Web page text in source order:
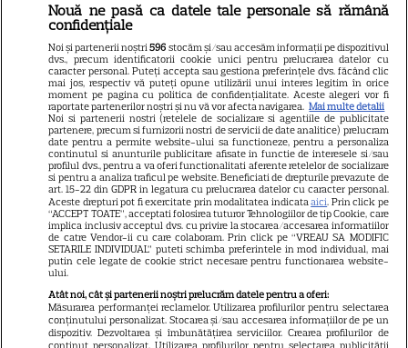
Libertatea
Libertatea pentru femei
GSP
Știri mondene
Avantaje
Elle
Unica
Retete practice
URMĂREȘTE-NE PE
Nouă ne pasă ca datele tale personale să rămână
confidențiale
Noi și partenerii noștri596 stocăm și/sau accesăm informații pe dispozitivul
dvs., precum identificatorii cookie unici pentru prelucrarea datelor cu
caracter personal. Puteți accepta sau gestiona preferințele dvs. făcând clic
mai jos, respectiv vă puteți opune utilizării unui interes legitim în orice
moment pe pagina cu politica de confidențialitate. Aceste alegeri vor fi
raportate partenerilor noștri și nu vă vor afecta navigarea. Mai multe detalii
Noi si partenerii nostri (retelele de socializare si agentiile de publicitate
partenere, precum si furnizorii nostri de servicii de date analitice) prelucram
date pentru a permite website-ului sa functioneze, pentru a personaliza
continutul si anunturile publicitare afisate in functie de interesele si/sau
profilul dvs., pentru a va oferi functionalitati aferente retelelor de socializare
si pentru a analiza traficul pe website. Beneficiati de drepturile prevazute de
art. 15-22 din GDPR in legatura cu prelucrarea datelor cu caracter personal.
Aceste drepturi pot fi exercitate prin modalitatea indicataaici. Prin click pe
“ACCEPT TOATE”, acceptati folosirea tuturor Tehnologiilor de tip Cookie, care
implica inclusiv acceptul dvs. cu privire la stocarea/accesarea informatiilor
de catre Vendor-ii cu care colaboram. Prin click pe “VREAU SA MODIFIC
SETARILE INDIVIDUAL” puteti schimba preferintele in mod individual, mai
putin cele legate de cookie strict necesare pentru functionarea website-
ului.
Atât noi, cât și partenerii noștri prelucrăm datele pentru a oferi:
Măsurarea performanței reclamelor. Utilizarea profilurilor pentru selectarea
conținutului personalizat. Stocarea și/sau accesarea informațiilor de pe un
dispozitiv. Dezvoltarea și îmbunătățirea serviciilor. Crearea profilurilor de
conținut personalizat. Utilizarea profilurilor pentru selectarea publicității